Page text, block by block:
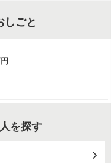
しごと
を探す